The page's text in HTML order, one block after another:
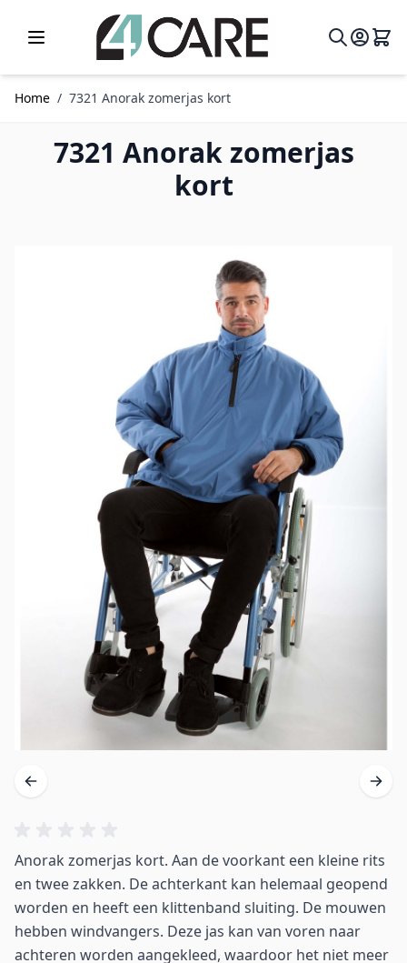
Ga naar de inhoud
Home / 7321 Anorak zomerjas kort
7321 Anorak zomerjas
kort
Anorak zomerjas kort. Aan de voorkant een kleine rits
en twee zakken. De achterkant kan helemaal geopend
worden en heeft een klittenband sluiting. De mouwen
hebben windvangers. Deze jas kan van voren naar
achteren worden aangekleed, waardoor het niet meer